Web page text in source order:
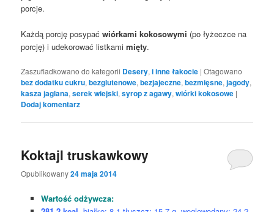
porcje.
Każdą porcję posypaćwiórkami kokosowymi (po łyżeczce na
porcję) i udekorować listkamimięty.
Zaszufladkowano do kategorii Desery,i inne łakocie |Otagowano
bez dodatku cukru,bezglutenowe,bezjajeczne,bezmięsne,jagody,
kasza jaglana,serek wiejski,syrop z agawy,wiórki kokosowe |
Dodaj komentarz
Koktajl truskawkowy
Opublikowany24 maja 2014
Wartość odżywcza: